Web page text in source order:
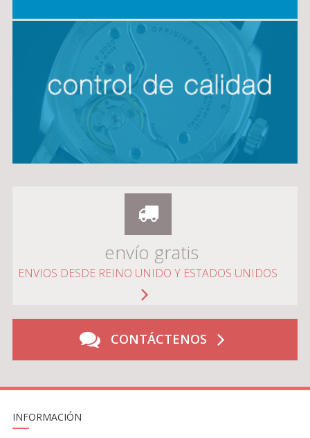
envío gratis
ENVIOS DESDE REINO UNIDO Y ESTADOS UNIDOS
CONTÁCTENOS
INFORMACIÓN